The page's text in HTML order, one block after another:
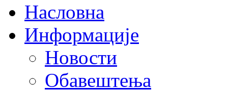
Насловна
Информације
Новости
Обавештења